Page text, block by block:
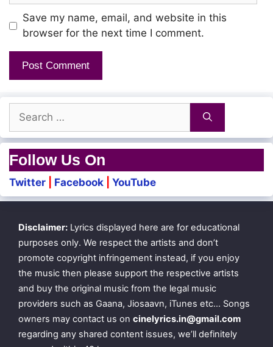
Save my name, email, and website in this
browser for the next time I comment.
Search
for:
Follow Us On
Twitter Facebook YouTube
Disclaimer: Lyrics displayed here are for educational
purposes only. We respect the artists and don’t
promote copyright infringement instead, if you enjoy
the music then please support the respective artists
and buy the original music from the legal music
providers such as Gaana, Jiosaavn, iTunes etc… Songs
owners may contact us on cinelyrics.in@gmail.com
regarding any shared content issues, we’ll definitely